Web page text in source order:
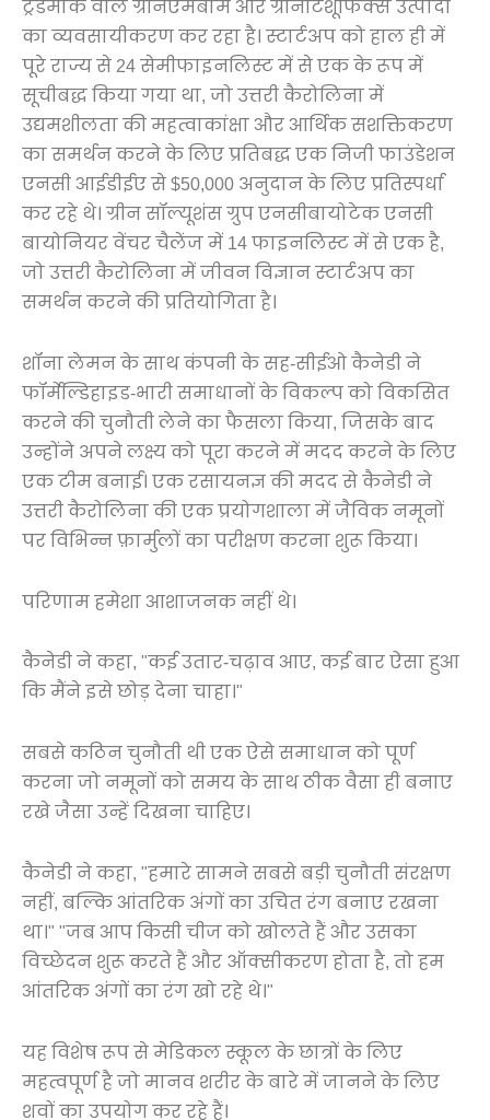
ट्रेडमार्क वाले ग्रीनएमबाम और ग्रीनटिशूफिक्स उत्पादों
का व्यवसायीकरण कर रहा है। स्टार्टअप को हाल ही में
पूरे राज्य से 24 सेमीफाइनलिस्ट में से एक के रूप में
सूचीबद्ध किया गया था, जो उत्तरी कैरोलिना में
उद्यमशीलता की महत्वाकांक्षा और आर्थिक सशक्तिकरण
का समर्थन करने के लिए प्रतिबद्ध एक निजी फाउंडेशन
एनसी आईडीईए से $50,000 अनुदान के लिए प्रतिस्पर्धा
कर रहे थे। ग्रीन सॉल्यूशंस ग्रुप एनसीबायोटेक एनसी
बायोनियर वेंचर चैलेंज में 14 फाइनलिस्ट में से एक है,
जो उत्तरी कैरोलिना में जीवन विज्ञान स्टार्टअप का
समर्थन करने की प्रतियोगिता है।
शॉना लेमन के साथ कंपनी के सह-सीईओ कैनेडी ने
फॉर्मेल्डिहाइड-भारी समाधानों के विकल्प को विकसित
करने की चुनौती लेने का फैसला किया, जिसके बाद
उन्होंने अपने लक्ष्य को पूरा करने में मदद करने के लिए
एक टीम बनाई। एक रसायनज्ञ की मदद से कैनेडी ने
उत्तरी कैरोलिना की एक प्रयोगशाला में जैविक नमूनों
पर विभिन्न फ़ार्मुलों का परीक्षण करना शुरू किया।
परिणाम हमेशा आशाजनक नहीं थे।
कैनेडी ने कहा, "कई उतार-चढ़ाव आए, कई बार ऐसा हुआ
कि मैंने इसे छोड़ देना चाहा।"
सबसे कठिन चुनौती थी एक ऐसे समाधान को पूर्ण
करना जो नमूनों को समय के साथ ठीक वैसा ही बनाए
रखे जैसा उन्हें दिखना चाहिए।
कैनेडी ने कहा, "हमारे सामने सबसे बड़ी चुनौती संरक्षण
नहीं, बल्कि आंतरिक अंगों का उचित रंग बनाए रखना
था।" "जब आप किसी चीज को खोलते हैं और उसका
विच्छेदन शुरू करते हैं और ऑक्सीकरण होता है, तो हम
आंतरिक अंगों का रंग खो रहे थे।"
यह विशेष रूप से मेडिकल स्कूल के छात्रों के लिए
महत्वपूर्ण है जो मानव शरीर के बारे में जानने के लिए
शवों का उपयोग कर रहे हैं।